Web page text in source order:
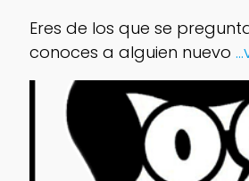
Eres de los que se
conoces a alguien nuevo